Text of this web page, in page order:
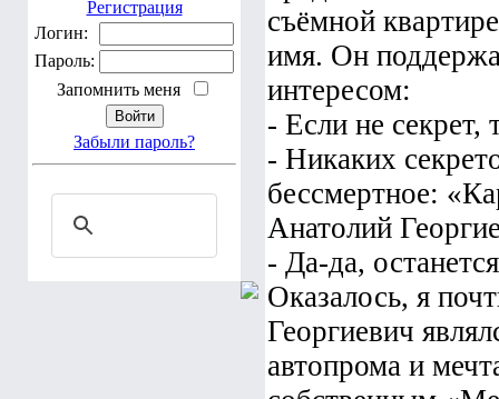
Регистрация
Логин:
Пароль:
Запомнить меня
Забыли пароль?
съёмной
имя. Он
интересом:
- Если не секрет,
- Никаких
бессмертное:
Анатолий
- Да-да,
Оказалось, я
Георгиевич
автопрома и